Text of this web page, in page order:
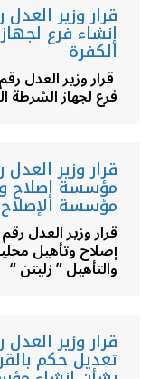
إنشاء فرع
الكفرة
فرع لجهاز الشرطة
مؤسسة إصلاح
مؤسسة الإصلاح
إصلاح وتأهيل
والتأهيل ” زليتن “